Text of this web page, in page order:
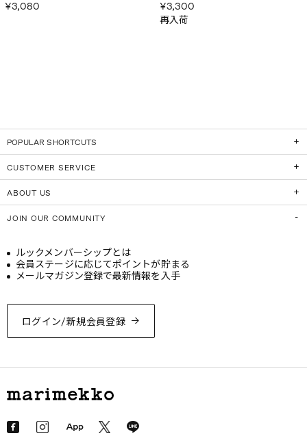
¥3,080
¥3,300
再入荷
POPULAR SHORTCUTS
CUSTOMER SERVICE
ABOUT US
JOIN OUR COMMUNITY
ログイン/新規会員登録
ルックメンバーシップとは
会員ステージに応じてポイントが貯まる
メールマガジン登録で最新情報を入手